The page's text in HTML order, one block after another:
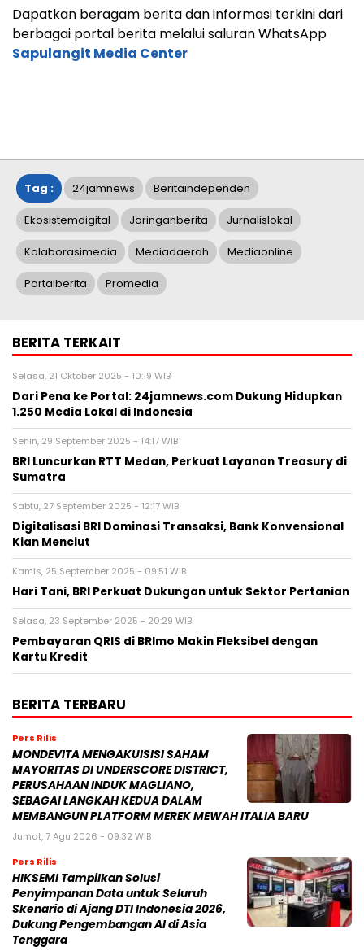
Dapatkan beragam berita dan informasi terkini dari
berbagai portal berita melalui saluran WhatsApp
Sapulangit Media Center
Tag : 24jamnews Beritaindependen
Ekosistemdigital Jaringanberita Jurnalislokal
Kolaborasimedia Mediadaerah Mediaonline
Portalberita Promedia
BERITA TERKAIT
Selasa, 21 Oktober 2025 - 10:19 WIB
Dari Pena ke Portal: 24jamnews.com Dukung Hidupkan
1.250 Media Lokal di Indonesia
Senin, 29 September 2025 - 14:17 WIB
BRI Luncurkan RTT Medan, Perkuat Layanan Treasury di
Sumatra
Sabtu, 27 September 2025 - 12:17 WIB
Digitalisasi BRI Dominasi Transaksi, Bank Konvensional
Kian Menciut
Kamis, 25 September 2025 - 09:51 WIB
Hari Tani, BRI Perkuat Dukungan untuk Sektor Pertanian
Selasa, 23 September 2025 - 20:29 WIB
Pembayaran QRIS di BRImo Makin Fleksibel dengan
Kartu Kredit
BERITA TERBARU
Pers Rilis
MONDEVITA MENGAKUISISI SAHAM
MAYORITAS DI UNDERSCORE DISTRICT,
PERUSAHAAN INDUK MAGLIANO,
SEBAGAI LANGKAH KEDUA DALAM
MEMBANGUN PLATFORM MEREK MEWAH ITALIA BARU
Jumat, 7 Agu 2026 - 09:32 WIB
Pers Rilis
HIKSEMI Tampilkan Solusi
Penyimpanan Data untuk Seluruh
Skenario di Ajang DTI Indonesia 2026,
Dukung Pengembangan AI di Asia
Tenggara